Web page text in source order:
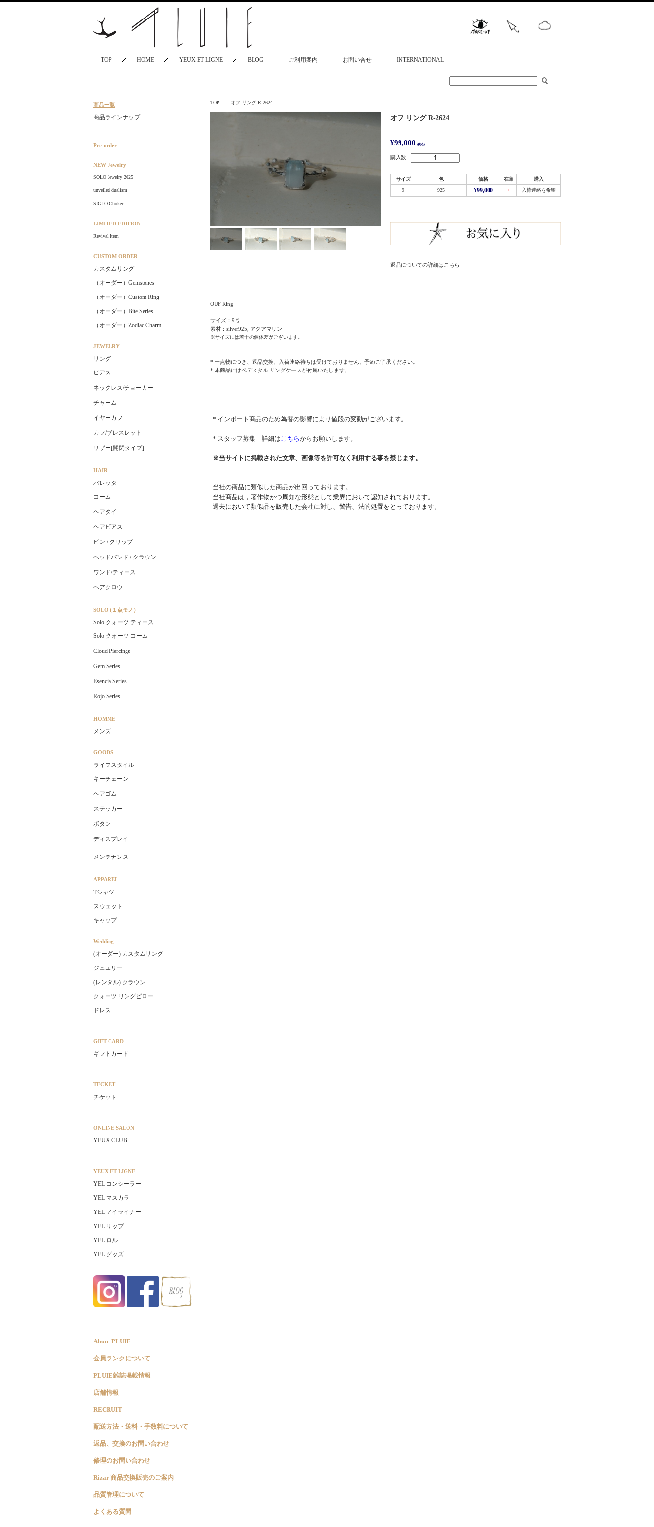
TOP HOME YEUX ET LIGNE BLOG ご利用案内 お問い合せ INTERNATIONAL
TOP オフ リング R-2624
オフ リング R-2624
¥99,000 (税込)
購入数 :
サイズ 色 価格 在庫 購入
9 925 ¥99,000 × 入荷連絡を希望
返品についての詳細はこちら
OUF Ring
サイズ：9号
素材：silver925, アクアマリン
※サイズには若干の個体差がございます。
* 一点物につき、返品交換、入荷連絡待ちは受けておりません。予めご了承ください。
* 本商品にはペデスタル リングケースが付属いたします。
* インポート商品のため為替の影響により値段の変動がございます。
* スタッフ募集 詳細は こちらからお願いします。
※当サイトに掲載された文章、画像等を許可なく利用する事を禁じます。
当社の商品に類似した商品が出回っております。
当社商品は，著作物かつ周知な形態として業界において認知されております。
過去において類似品を販売した会社に対し、警告、法的処置をとっております。
商品一覧
商品ラインナップ
Pre-order
NEW Jewelry
SOLO Jewelry 2025
unveiled dualism
SIGLO Choker
LIMITED EDITION
Revival Item
CUSTOM ORDER
カスタムリング
（オーダー）Gemstones
（オーダー）Custom Ring
（オーダー）Bite Series
（オーダー）Zodiac Charm
JEWELRY
リング
ピアス
ネックレス/チョーカー
チャーム
イヤーカフ
カフ/ブレスレット
リザー[開閉タイプ]
HAIR
バレッタ
コーム
ヘアタイ
ヘアピアス
ピン / クリップ
ヘッドバンド / クラウン
ワンド/ティース
ヘアクロウ
SOLO (１点モノ）
Solo クォーツ ティース
Solo クォーツ コーム
Cloud Piercings
Gem Series
Esencia Series
Rojo Series
HOMME
メンズ
GOODS
ライフスタイル
キーチェーン
ヘアゴム
ステッカー
ボタン
ディスプレイ
メンテナンス
APPAREL
Tシャツ
スウェット
キャップ
Wedding
(オーダー) カスタムリング
ジュエリー
(レンタル) クラウン
クォーツ リングピロー
ドレス
GIFT CARD
ギフトカード
TECKET
チケット
ONLINE SALON
YEUX CLUB
YEUX ET LIGNE
YEL コンシーラー
YEL マスカラ
YEL アイライナー
YEL リップ
YEL ロル
YEL グッズ
About PLUIE
会員ランクについて
PLUIE雑誌掲載情報
店舗情報
RECRUIT
配送方法・送料・手数料について
返品、交換のお問い合わせ
修理のお問い合わせ
Rizar 商品交換販売のご案内
品質管理について
よくある質問